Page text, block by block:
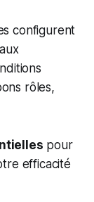
configurent
rôles,
pour
efficacité